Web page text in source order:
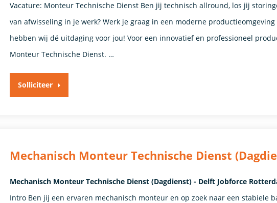
Vacature: Monteur Technische Dienst Ben jij technisch allround, los jij
van afwisseling in je werk? Werk je graag in een moderne
hebben wij dé uitdaging voor jou! Voor een innovatief en professioneel
Monteur Technische Dienst. …
Solliciteer
Mechanisch Monteur Technische Dienst
Mechanisch Monteur Technische Dienst (Dagdienst) - Delft Jobforce
Intro Ben jij een ervaren mechanisch monteur en op zoek naar een stabiele